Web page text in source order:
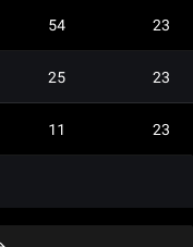
54 23
25 23
11 23